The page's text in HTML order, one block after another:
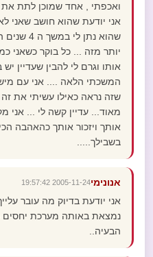
ואכפתי , אחד שמוכן לתת את
אני יודעת שהוא חושב שאני
שהוא נתן
יותר מזה ... כל בוקר כשאני
אותו וגרם לי להבין שעדיין
המשכתי הלאה .... אני עם
שזה נראה כאילו עשיתי את
מאוד... עדיין קשה לי ... אני
אותך ויזכור אותך כהאהבה
בשבילך.....
אנונימי2005-11-24 19:57:42
אני יודעת בדיוק מה עובר
הבעיה..